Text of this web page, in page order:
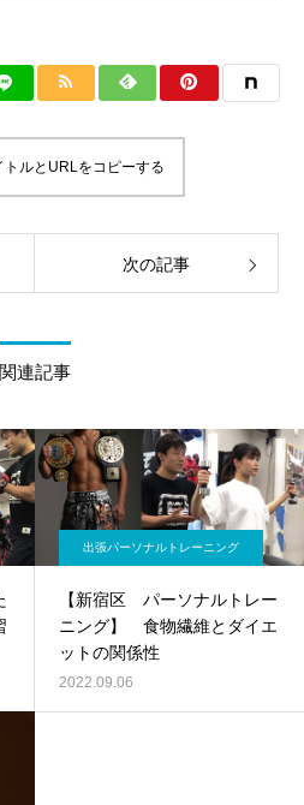
トルとURLをコピーする
次の記事
関連記事
出張パーソナルトレーニング
【新宿区 パーソナルトレー
ニング】 食物繊維とダイエ
ットの関係性
2022.09.06